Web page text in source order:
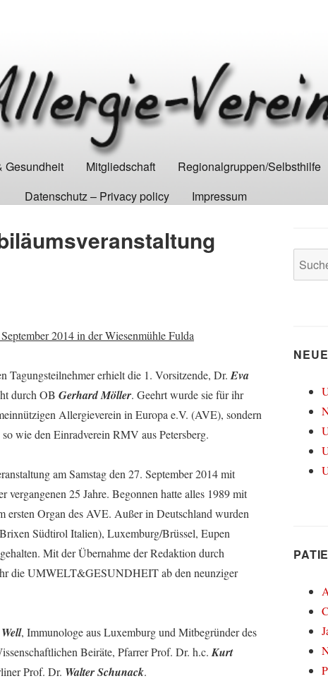
Gesundheit Mitgliedschaft Regionalgruppen/Selbsthilfe
Datenschutz – Privacy policy
Impressum
2014 in der Wiesenmühle Fulda
Tagungsteilnehmer erhielt die 1. Vorsitzende, Dr.Eva
durch OB Gerhard Möller. Geehrt wurde sie für ihr
Allergieverein in Europa e.V. (AVE), sondern
wie den Einradverein RMV aus Petersberg.
am Samstag den 27. September 2014 mit
25 Jahre. Begonnen hatte alles 1989 mit
ersten Organ des AVE. Außer in Deutschland wurden
Südtirol Italien), Luxemburg/Brüssel, Eupen
Mit der Übernahme der Redaktion durch
die UMWELT&GESUNDHEIT ab den neunziger
, Immunologe aus Luxemburg und Mitbegründer des
Beiräte, Pfarrer Prof. Dr. h.c.Kurt
Prof. Dr. Walter Schunack.
Suchen
nach: